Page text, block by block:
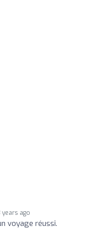
years ago
voyage réussi.